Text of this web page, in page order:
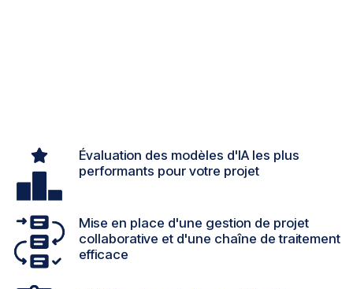
Évaluation des modèles d'IA les plus
performants pour votre projet
Mise en place d'une gestion de projet
collaborative et d'une chaîne de traitement
efficace